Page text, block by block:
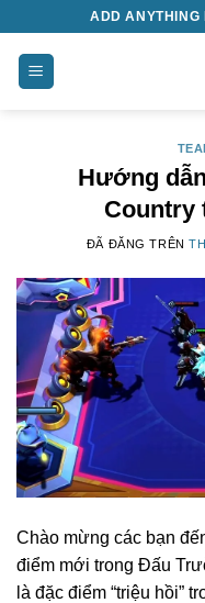
ADD ANYTHING
Hướng
Country
ĐÃ ĐĂNG TRÊN
Chào mừng các bạn
điểm mới trong Đấu
là đặc điểm “triệu hồi”